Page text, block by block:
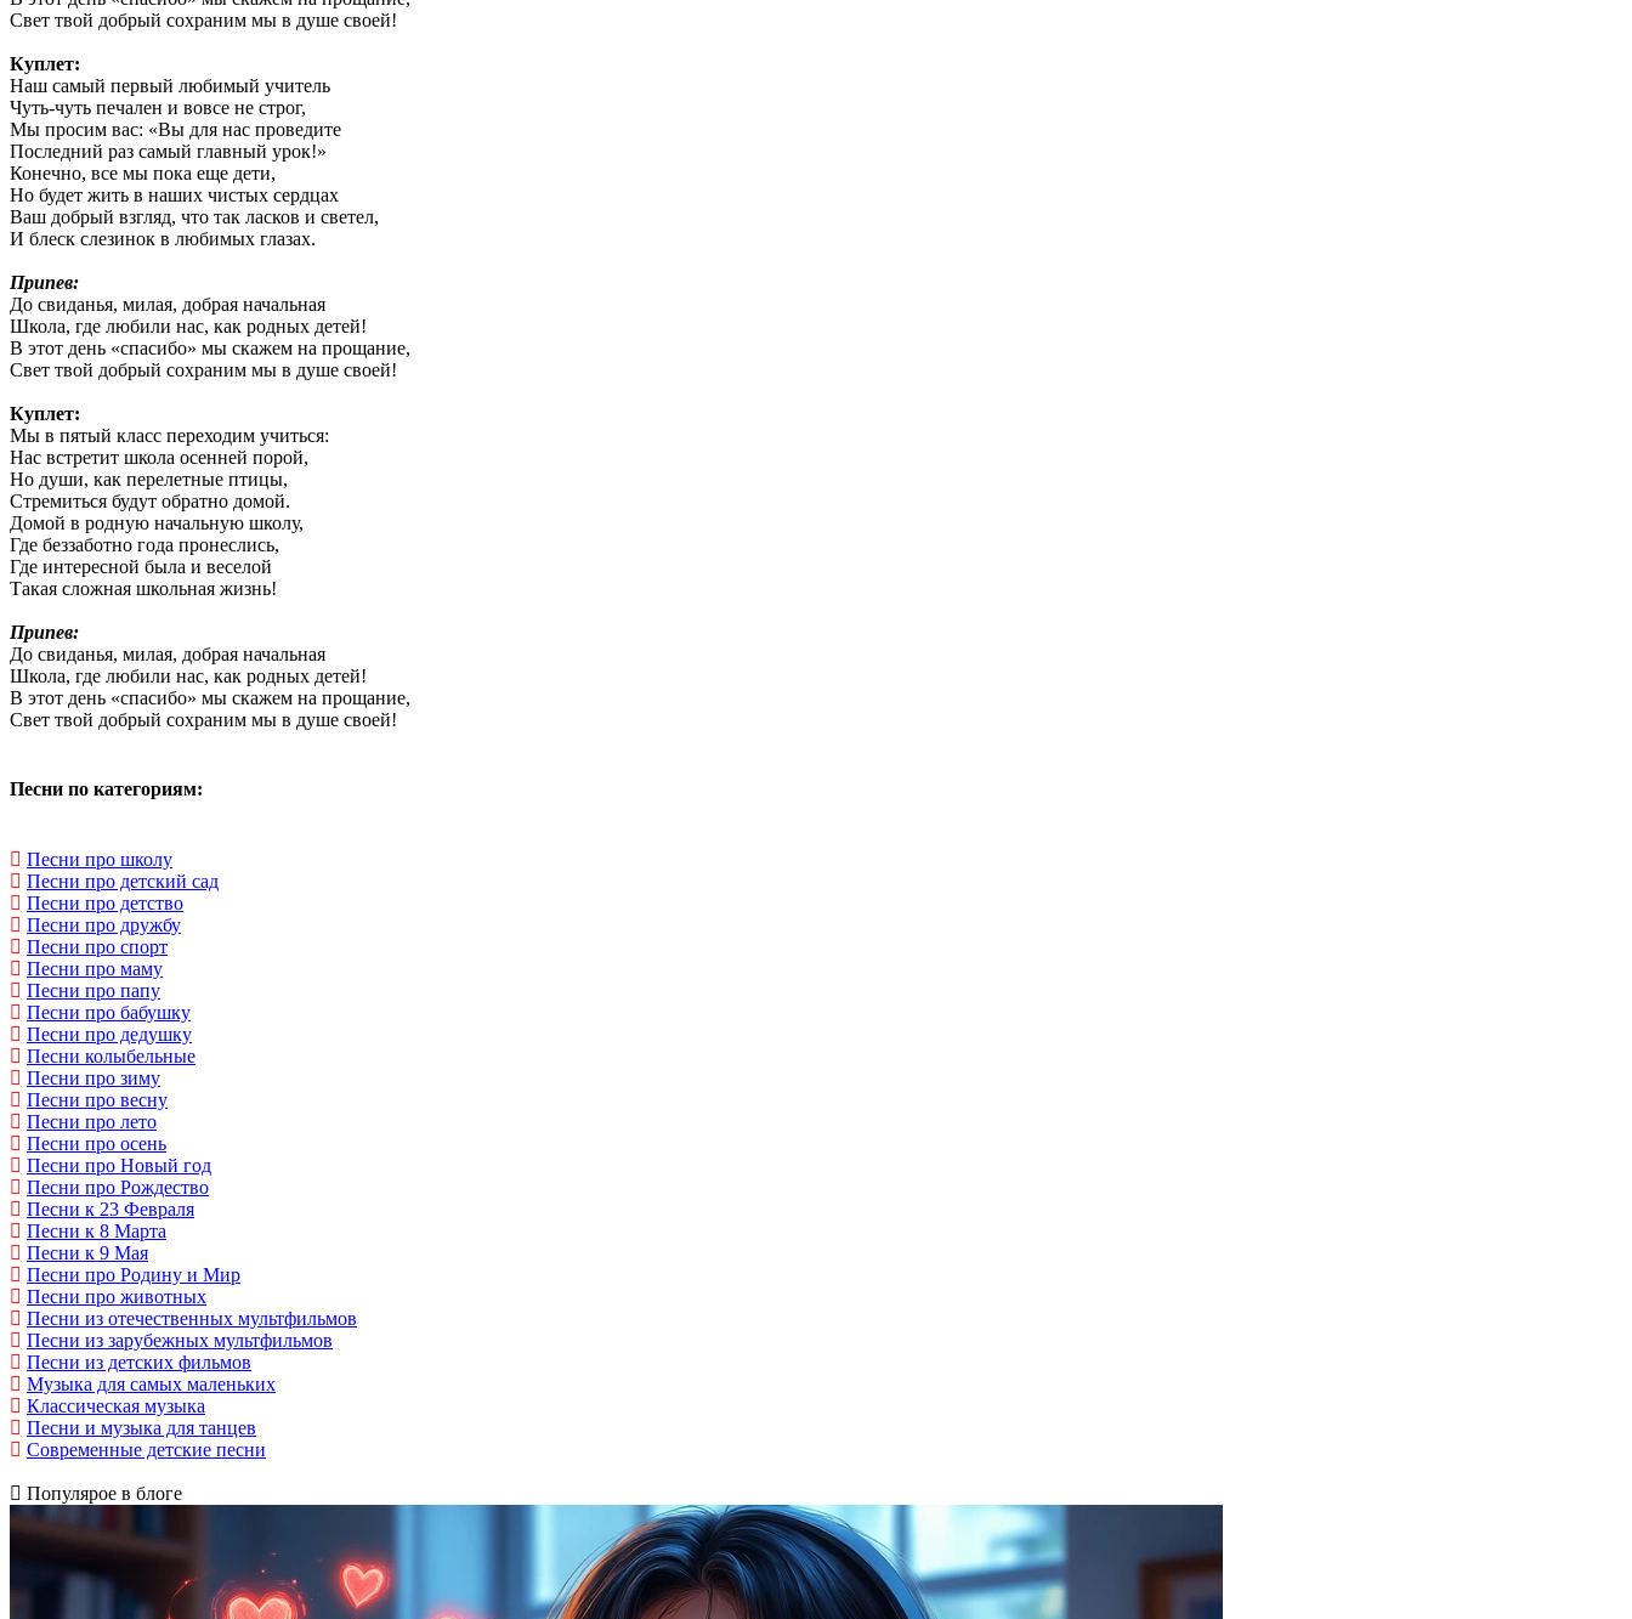
Свет твой добрый сохраним мы в душе своей!
Куплет:
Наш самый первый любимый учитель
Чуть-чуть печален и вовсе не строг,
Мы просим вас: «Вы для нас проведите
Последний раз самый главный урок!»
Конечно, все мы пока еще дети,
Но будет жить в наших чистых сердцах
Ваш добрый взгляд, что так ласков и светел,
И блеск слезинок в любимых глазах.
Припев:
До свиданья, милая, добрая начальная
Школа, где любили нас, как родных детей!
В этот день «спасибо» мы скажем на прощание,
Свет твой добрый сохраним мы в душе своей!
Куплет:
Мы в пятый класс переходим учиться:
Нас встретит школа осенней порой,
Но души, как перелетные птицы,
Стремиться будут обратно домой.
Домой в родную начальную школу,
Где беззаботно года пронеслись,
Где интересной была и веселой
Такая сложная школьная жизнь!
Припев:
До свиданья, милая, добрая начальная
Школа, где любили нас, как родных детей!
В этот день «спасибо» мы скажем на прощание,
Свет твой добрый сохраним мы в душе своей!
Песни по категориям:
Песни про школу
Песни про детский сад
Песни про детство
Песни про дружбу
Песни про спорт
Песни про маму
Песни про папу
Песни про бабушку
Песни про дедушку
Песни колыбельные
Песни про зиму
Песни про весну
Песни про лето
Песни про осень
Песни про Новый год
Песни про Рождество
Песни к 23 Февраля
Песни к 8 Марта
Песни к 9 Мая
Песни про Родину и Мир
Песни про животных
Песни из отечественных мультфильмов
Песни из зарубежных мультфильмов
Песни из детских фильмов
Музыка для самых маленьких
Классическая музыка
Песни и музыка для танцев
Современные детские песни
Популярое в блоге